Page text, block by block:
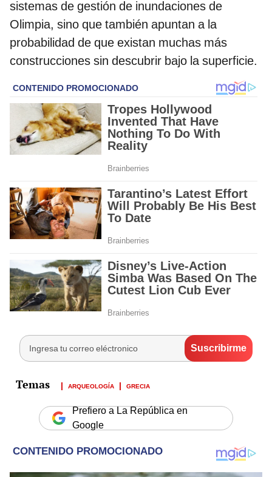
sistemas de gestión de inundaciones de
Olimpia, sino que también apuntan a la
probabilidad de que existan muchas más
construcciones sin descubrir bajo la superficie.
ARQUEOLOGÍA GRECIA
Prefiero a La República en
Google